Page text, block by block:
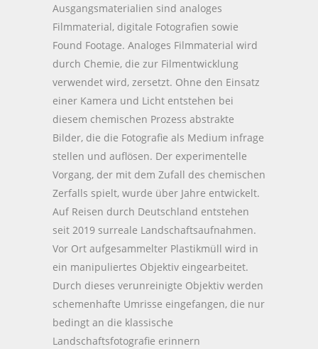
Ausgangsmaterialien sind analoges
Filmmaterial, digitale Fotografien sowie
Found Footage. Analoges Filmmaterial wird
durch Chemie, die zur Filmentwicklung
verwendet wird, zersetzt. Ohne den Einsatz
einer Kamera und Licht entstehen bei
diesem chemischen Prozess abstrakte
Bilder, die die Fotografie als Medium infrage
stellen und auflösen. Der experimentelle
Vorgang, der mit dem Zufall des chemischen
Zerfalls spielt, wurde über Jahre entwickelt.
Auf Reisen durch Deutschland entstehen
seit 2019 surreale Landschaftsaufnahmen.
Vor Ort aufgesammelter Plastikmüll wird in
ein manipuliertes Objektiv eingearbeitet.
Durch dieses verunreinigte Objektiv werden
schemenhafte Umrisse eingefangen, die nur
bedingt an die klassische
Landschaftsfotografie erinnern